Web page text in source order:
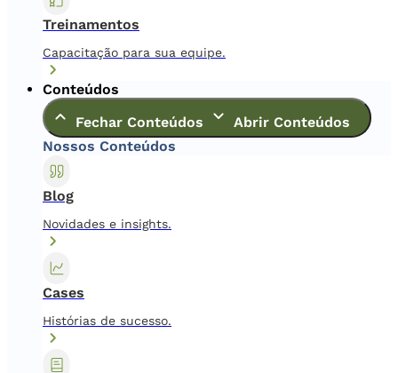
Treinamentos
Capacitação para sua equipe.
Conteúdos
Fechar Conteúdos
Abrir Conteúdos
Nossos Conteúdos
Blog
Novidades e insights.
Cases
Histórias de sucesso.